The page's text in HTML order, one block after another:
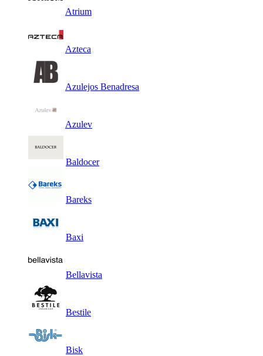
Atrium
Azteca
Azulejos Benadresa
Azulev
Baldocer
Bareks
Baxi
Bellavista
Bestile
Bisk